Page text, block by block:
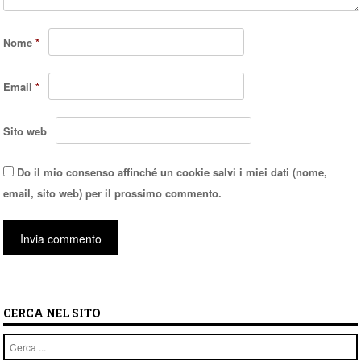
Nome*
Email*
Sito web
Do il mio consenso affinché un cookie salvi i miei dati (nome,
email, sito web) per il prossimo commento.
CERCA NEL SITO
Cerca